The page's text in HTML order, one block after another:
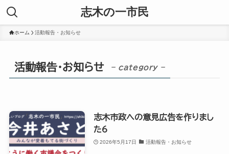
志木の一市民
ホーム 活動報告・お知らせ
活動報告・お知らせ – category –
志木市政への意見広告を作りまし
た6
2026年5月17日 活動報告・お知らせ